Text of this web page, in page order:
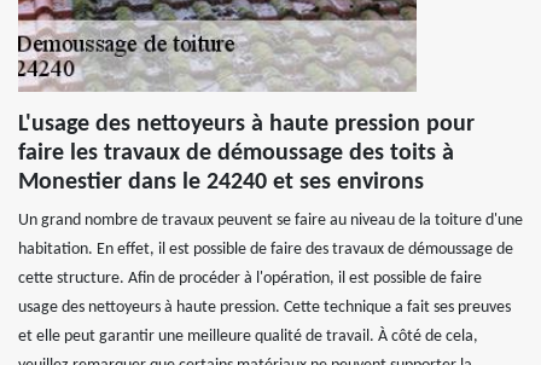
L'usage des nettoyeurs à haute pression pour
faire les travaux de démoussage des toits à
Monestier dans le 24240 et ses environs
Un grand nombre de travaux peuvent se faire au niveau de la toiture d'une
habitation. En effet, il est possible de faire des travaux de démoussage de
cette structure. Afin de procéder à l'opération, il est possible de faire
usage des nettoyeurs à haute pression. Cette technique a fait ses preuves
et elle peut garantir une meilleure qualité de travail. À côté de cela,